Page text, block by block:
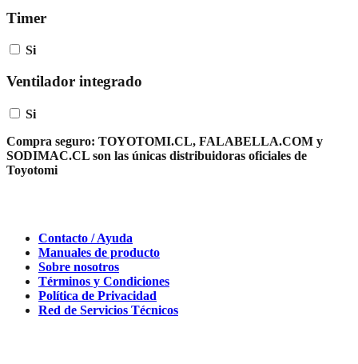
Timer
Si
Ventilador integrado
Si
Compra seguro: TOYOTOMI.CL, FALABELLA.COM y
SODIMAC.CL son las únicas distribuidoras oficiales de
Toyotomi
Contacto / Ayuda
Manuales de producto
Sobre nosotros
Términos y Condiciones
Política de Privacidad
Red de Servicios Técnicos